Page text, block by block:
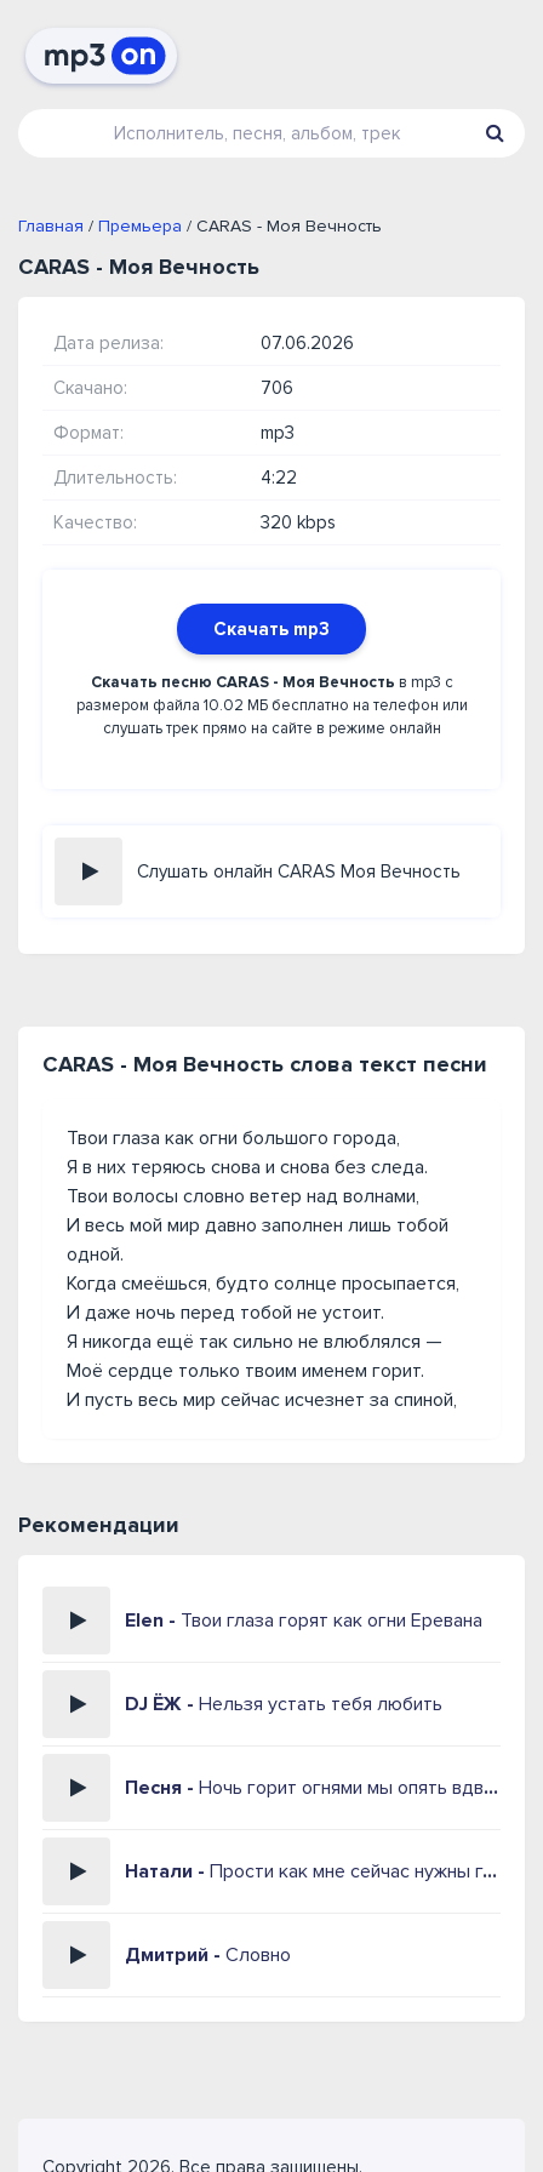
Главная / Премьера / CARAS - Моя Вечность
CARAS - Моя Вечность
Дата релиза: 07.06.2026
Скачано: 706
Формат: mp3
Длительность: 4:22
Качество: 320 kbps
Скачать mp3
Скачать песню CARAS - Моя Вечность в mp3 с
размером файла 10.02 МБ бесплатно на телефон или
слушать трек прямо на сайте в режиме онлайн
Слушать онлайн CARAS Моя Вечность
CARAS - Моя Вечность слова текст песни
Твои глаза как огни большого города,
Я в них теряюсь снова и снова без следа.
Твои волосы словно ветер над волнами,
И весь мой мир давно заполнен лишь тобой
одной.
Когда смеёшься, будто солнце просыпается,
И даже ночь перед тобой не устоит.
Я никогда ещё так сильно не влюблялся —
Моё сердце только твоим именем горит.
И пусть весь мир сейчас исчезнет за спиной,
Рекомендации
Elen - Твои глаза горят как огни Еревана
DJ ЁЖ - Нельзя устать тебя любить
Песня - Ночь горит огнями мы опять вдвоём
Натали - Прости как мне сейчас нужны глаза твои
Дмитрий - Словно
Copyright 2026. Все права защищены.